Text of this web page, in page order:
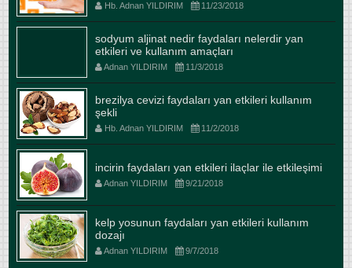
Hb. Adnan YILDIRIM 11/23/2018
sodyum aljinat nedir faydaları nelerdir yan
etkileri ve kullanım amaçları
Adnan YILDIRIM 11/3/2018
brezilya cevizi faydaları yan etkileri kullanım
şekli
Hb. Adnan YILDIRIM 11/2/2018
incirin faydaları yan etkileri ilaçlar ile etkileşimi
Adnan YILDIRIM 9/21/2018
kelp yosunun faydaları yan etkileri kullanım
dozajı
Adnan YILDIRIM 9/7/2018